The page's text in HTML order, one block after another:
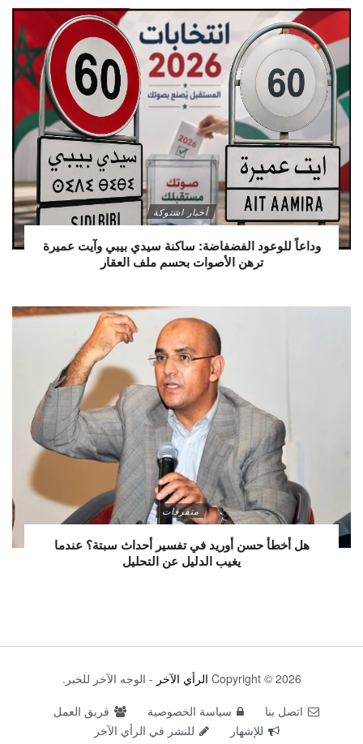
أخبار اشتوكة
وداعاً للوعود الفضفاضة: ساكنة سيدي بيبي وآيت عميرة
ترهن الأصوات بحسم ملف العقار
متفرقات
هل أخطأ حسن أوريد في تفسير أحداث سبتة؟ عندما
يغيب الدليل عن التحليل
Copyright © 2026 الرأي الآخر - الوجه الآخر للخبر.
اتصل بنا
سياسة الخصوصية
فريق العمل
للإشهار
للنشر في الرأي الآخر